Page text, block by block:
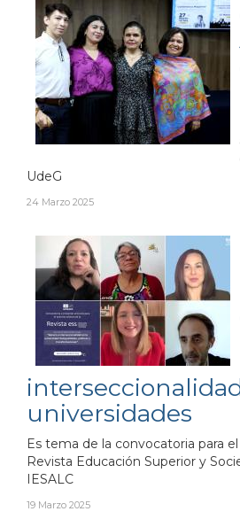
UdeG
24 Marzo 2025
universidades
Es tema de la convocatoria para
Revista Educación Superior y
IESALC
19 Marzo 2025